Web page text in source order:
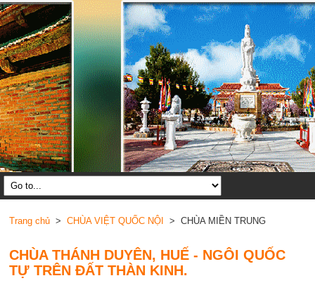
Trang chủ> CHÙA VIỆT QUỐC NỘI > CHÙA MIỀN TRUNG
CHÙA THÁNH DUYÊN, HUẾ - NGÔI QUỐC
TỰ TRÊN ĐẤT THÀN KINH.